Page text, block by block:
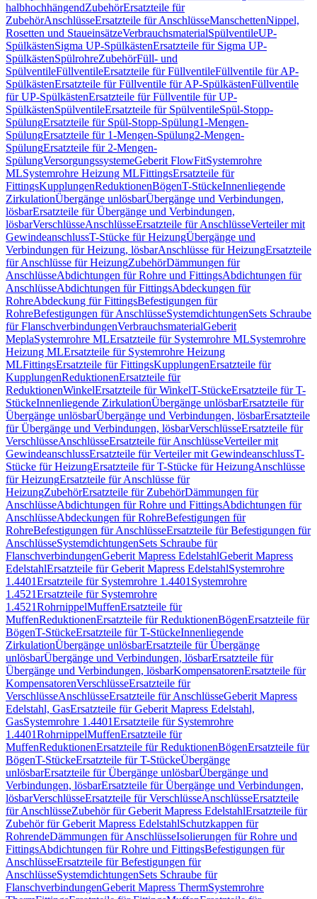
halbhochhängendZubehörErsatzteile für
ZubehörAnschlüsseErsatzteile für AnschlüsseManschettenNippel,
Rosetten und StaueinsätzeVerbrauchsmaterialSpülventileUP-
SpülkästenSigma UP-SpülkästenErsatzteile für Sigma UP-
SpülkästenSpülrohreZubehörFüll- und
SpülventileFüllventileErsatzteile für FüllventileFüllventile für AP-
SpülkästenErsatzteile für Füllventile für AP-SpülkästenFüllventile
für UP-SpülkästenErsatzteile für Füllventile für UP-
SpülkästenSpülventileErsatzteile für SpülventileSpül-Stopp-
SpülungErsatzteile für Spül-Stopp-Spülung1-Mengen-
SpülungErsatzteile für 1-Mengen-Spülung2-Mengen-
SpülungErsatzteile für 2-Mengen-
SpülungVersorgungssystemeGeberit FlowFitSystemrohre
MLSystemrohre Heizung MLFittingsErsatzteile für
FittingsKupplungenReduktionenBögenT-StückeInnenliegende
ZirkulationÜbergänge unlösbarÜbergänge und Verbindungen,
lösbarErsatzteile für Übergänge und Verbindungen,
lösbarVerschlüsseAnschlüsseErsatzteile für AnschlüsseVerteiler mit
GewindeanschlussT-Stücke für HeizungÜbergänge und
Verbindungen für Heizung, lösbarAnschlüsse für HeizungErsatzteile
für Anschlüsse für HeizungZubehörDämmungen für
AnschlüsseAbdichtungen für Rohre und FittingsAbdichtungen für
AnschlüsseAbdichtungen für FittingsAbdeckungen für
RohreAbdeckung für FittingsBefestigungen für
RohreBefestigungen für AnschlüsseSystemdichtungenSets Schraube
für FlanschverbindungenVerbrauchsmaterialGeberit
MeplaSystemrohre MLErsatzteile für Systemrohre MLSystemrohre
Heizung MLErsatzteile für Systemrohre Heizung
MLFittingsErsatzteile für FittingsKupplungenErsatzteile für
KupplungenReduktionenErsatzteile für
ReduktionenWinkelErsatzteile für WinkelT-StückeErsatzteile für T-
StückeInnenliegende ZirkulationÜbergänge unlösbarErsatzteile für
Übergänge unlösbarÜbergänge und Verbindungen, lösbarErsatzteile
für Übergänge und Verbindungen, lösbarVerschlüsseErsatzteile für
VerschlüsseAnschlüsseErsatzteile für AnschlüsseVerteiler mit
GewindeanschlussErsatzteile für Verteiler mit GewindeanschlussT-
Stücke für HeizungErsatzteile für T-Stücke für HeizungAnschlüsse
für HeizungErsatzteile für Anschlüsse für
HeizungZubehörErsatzteile für ZubehörDämmungen für
AnschlüsseAbdichtungen für Rohre und FittingsAbdichtungen für
AnschlüsseAbdeckungen für RohreBefestigungen für
RohreBefestigungen für AnschlüsseErsatzteile für Befestigungen für
AnschlüsseSystemdichtungenSets Schraube für
FlanschverbindungenGeberit Mapress EdelstahlGeberit Mapress
EdelstahlErsatzteile für Geberit Mapress EdelstahlSystemrohre
1.4401Ersatzteile für Systemrohre 1.4401 Systemrohre
1.4521Ersatzteile für Systemrohre
1.4521RohrnippelMuffenErsatzteile für
MuffenReduktionenErsatzteile für ReduktionenBögenErsatzteile für
BögenT-StückeErsatzteile für T-StückeInnenliegende
ZirkulationÜbergänge unlösbarErsatzteile für Übergänge
unlösbarÜbergänge und Verbindungen, lösbarErsatzteile für
Übergänge und Verbindungen, lösbarKompensatorenErsatzteile für
KompensatorenVerschlüsseErsatzteile für
VerschlüsseAnschlüsseErsatzteile für AnschlüsseGeberit Mapress
Edelstahl, GasErsatzteile für Geberit Mapress Edelstahl,
GasSystemrohre 1.4401Ersatzteile für Systemrohre
1.4401RohrnippelMuffenErsatzteile für
MuffenReduktionenErsatzteile für ReduktionenBögenErsatzteile für
BögenT-StückeErsatzteile für T-StückeÜbergänge
unlösbarErsatzteile für Übergänge unlösbarÜbergänge und
Verbindungen, lösbarErsatzteile für Übergänge und Verbindungen,
lösbarVerschlüsseErsatzteile für VerschlüsseAnschlüsseErsatzteile
für AnschlüsseZubehör für Geberit Mapress EdelstahlErsatzteile für
Zubehör für Geberit Mapress EdelstahlSchutzkappen für
RohrendeDämmungen für AnschlüsseIsolierungen für Rohre und
FittingsAbdichtungen für Rohre und FittingsBefestigungen für
AnschlüsseErsatzteile für Befestigungen für
AnschlüsseSystemdichtungenSets Schraube für
FlanschverbindungenGeberit Mapress ThermSystemrohre